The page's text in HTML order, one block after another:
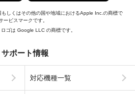
しくはその他の国や地域におけるApple Inc.の商標で
ビスマークです。
ゴは Google LLC の商標です。
サポート情報
対応機種一覧